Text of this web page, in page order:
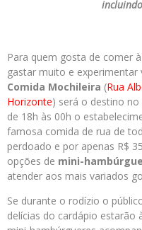
Para quem gosta de comer
gastar muito e experimentar
Comida Mochileira (Rua
Horizonte) será o destino no
de 18h às 00h o
famosa comida de rua de
perdoado e por apenas R$
opções de mini-
atender aos mais variados
Se durante o rodízio o
delícias do cardápio estarão